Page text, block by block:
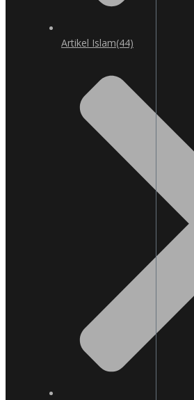
Artikel Islam(44)